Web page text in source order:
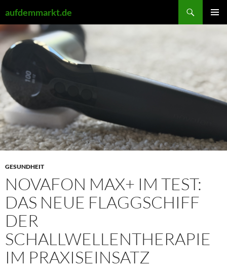
Inhalt
springen
aufdemmarkt.de
GESUNDHEIT
NOVAFON MAX+ IM TEST:
DAS NEUE FLAGGSCHIFF
DER
SCHALLWELLENTHERAPIE
IM PRAXISEINSATZ